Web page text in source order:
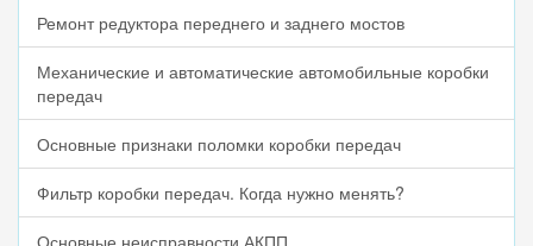
Ремонт редуктора переднего и заднего мостов
Механические и автоматические автомобильные коробки
передач
Основные признаки поломки коробки передач
Фильтр коробки передач. Когда нужно менять?
Основные неисправности АКПП